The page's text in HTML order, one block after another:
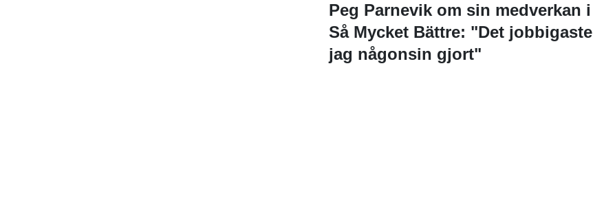
Peg Parnevik om sin medverkan i
Så Mycket Bättre: "Det jobbigaste
jag någonsin gjort"